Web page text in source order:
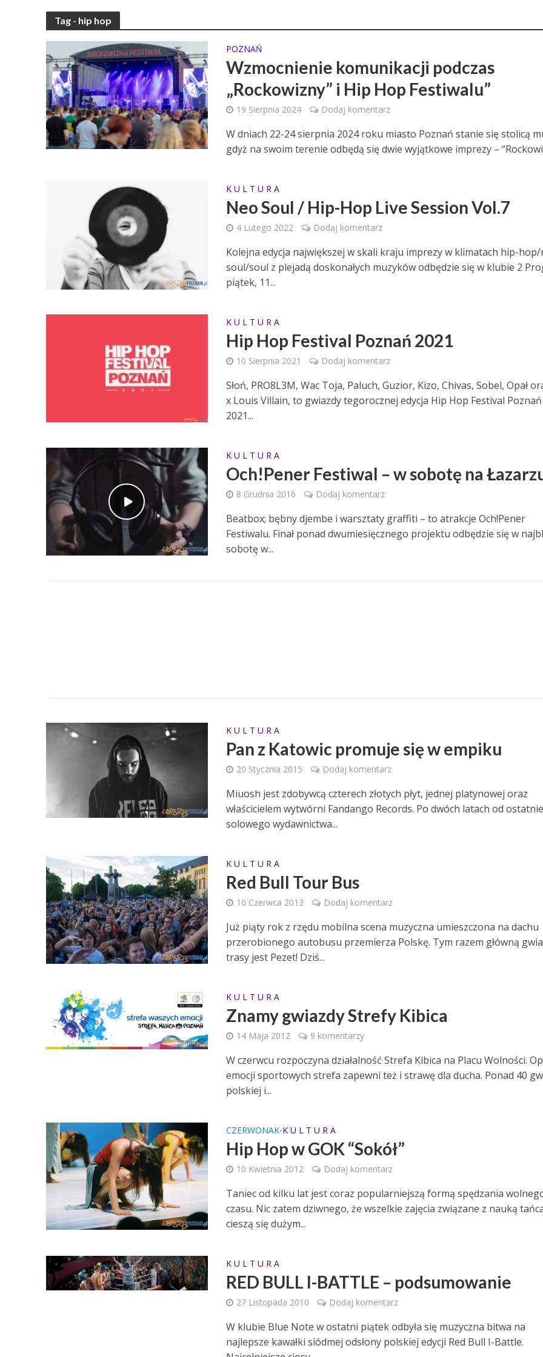
Tag - hip hop
POZNAŃ
Wzmocnienie komunikacji podczas
„Rockowizny” i Hip Hop Festiwalu”
19 Sierpnia 2024 Dodaj komentarz
W dniach 22-24 sierpnia 2024 roku miasto Poznań stanie się stolicą
gdyż na swoim terenie odbędą się dwie wyjątkowe imprezy –
K U L T U R A
Neo Soul / Hip-Hop Live Session Vol.7
4 Lutego 2022 Dodaj komentarz
Kolejna edycja największej w skali kraju imprezy w klimatach hip-
soul/soul z plejadą doskonałych muzyków odbędzie się w klubie 2
piątek, 11...
K U L T U R A
Hip Hop Festival Poznań 2021
10 Sierpnia 2021 Dodaj komentarz
Słoń, PRO8L3M, Wac Toja, Paluch, Guzior, Kizo, Chivas, Sobel, Opał
x Louis Villain, to gwiazdy tegorocznej edycja Hip Hop Festival Poznań
2021...
K U L T U R A
Och!Pener Festiwal – w sobotę na
8 Grudnia 2016 Dodaj komentarz
Beatbox; bębny djembe i warsztaty graffiti – to atrakcje Och!Pener
Festiwalu. Finał ponad dwumiesięcznego projektu odbędzie się w
sobotę w...
K U L T U R A
Pan z Katowic promuje się w empiku
20 Stycznia 2015 Dodaj komentarz
Miuosh jest zdobywcą czterech złotych płyt, jednej platynowej oraz
właścicielem wytwórni Fandango Records. Po dwóch latach od
solowego wydawnictwa...
K U L T U R A
Red Bull Tour Bus
10 Czerwca 2013 Dodaj komentarz
Już piąty rok z rzędu mobilna scena muzyczna umieszczona na dachu
przerobionego autobusu przemierza Polskę. Tym razem główną
trasy jest Pezet! Dziś...
K U L T U R A
Znamy gwiazdy Strefy Kibica
14 Maja 2012 9 komentarzy
W czerwcu rozpoczyna działalność Strefa Kibica na Placu Wolności.
emocji sportowych strefa zapewni też i strawę dla ducha. Ponad 40
polskiej i...
CZERWONAK•K U L T U R A
Hip Hop w GOK “Sokół”
10 Kwietnia 2012 Dodaj komentarz
Taniec od kilku lat jest coraz popularniejszą formą spędzania
czasu. Nic zatem dziwnego, że wszelkie zajęcia związane z nauką
cieszą się dużym...
K U L T U R A
RED BULL I-BATTLE – podsumowanie
27 Listopada 2010 Dodaj komentarz
W klubie Blue Note w ostatni piątek odbyła się muzyczna bitwa na
najlepsze kawałki siódmej odsłony polskiej edycji Red Bull I-Battle.